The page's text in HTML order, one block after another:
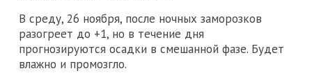
В среду, 26 ноября, после ночных заморозков
разогреет до +1, но в течение дня
прогнозируются осадки в смешанной фазе. Будет
влажно и промозгло.